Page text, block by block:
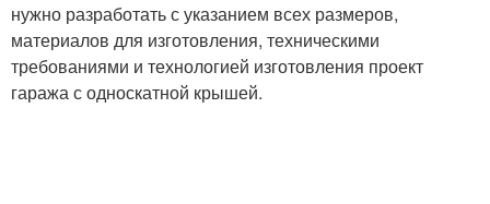
нужно разработать с указанием всех размеров,
материалов для изготовления, техническими
требованиями и технологией изготовления проект
гаража с односкатной крышей.